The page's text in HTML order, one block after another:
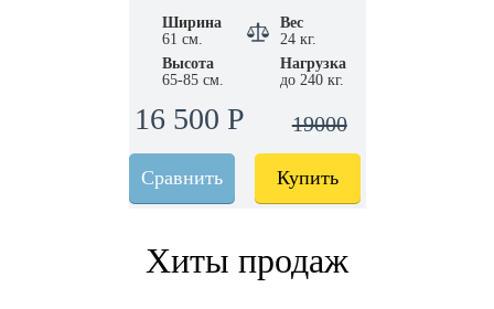
Ширина
61 см.
Вес
24 кг.
Высота
65-85 см.
Нагрузка
до 240 кг.
16 500 Р 19000
Сравнить Купить
Хиты продаж